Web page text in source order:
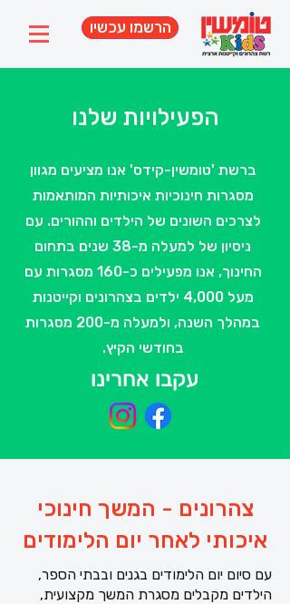
הרשמו עכשיו
הפעילויות שלנו
ברשת 'טומשין-קידס' אנו מציעים מגוון
מסגרות חינוכיות איכותיות המותאמות
לצרכים השונים של הילדים וההורים. עם
ניסיון של למעלה מ-38 שנים בתחום
החינוך, אנו מפעילים כ-160 מסגרות עם
מעל 4,000 ילדים בצהרונים וקייטנות
במהלך השנה, ולמעלה מ-200 מסגרות
בחודשי הקיץ.
עקבו אחרינו
צהרונים - המשך חינוכי
איכותי לאחר יום הלימודים
עם סיום יום הלימודים בגנים ובבתי הספר,
הילדים מקבלים מסגרת המשך מקצועית,